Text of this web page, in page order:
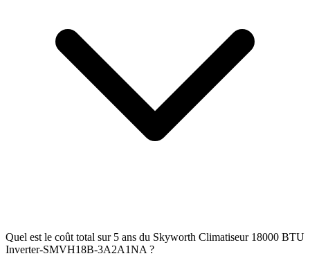
Quel est le coût total sur 5 ans du Skyworth Climatiseur 18000 BTU
Inverter-SMVH18B-3A2A1NA ?